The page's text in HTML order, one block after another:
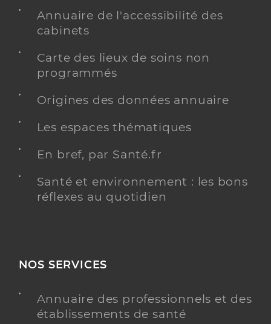
Annuaire de l'accessibilité des
cabinets
Carte des lieux de soins non
programmés
Origines des données annuaire
Les espaces thématiques
En bref, par Santé.fr
Santé et environnement : les bons
réflexes au quotidien
NOS SERVICES
Annuaire des professionnels et des
établissements de santé